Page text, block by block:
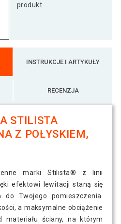
produkt
INSTRUKCJE I ARTYKUŁY
RECENZJA
STILISTA
Z POŁYSKIEM,
marki Stilista® z linii
efektowi lewitacji staną się
do Twojego pomieszczenia.
a maksymalne obciążenie
ściany, na którym